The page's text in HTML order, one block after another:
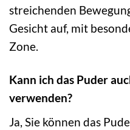
streichenden
Gesicht auf, mit
Zone.
Kann ich das Puder
verwenden?
Ja, Sie können das